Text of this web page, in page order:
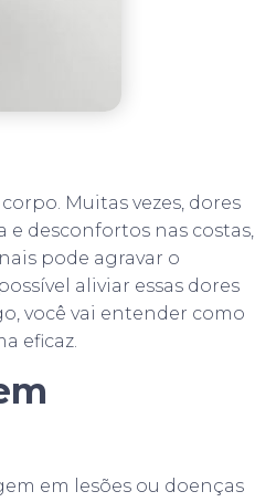
Muitas vezes, dores
e desconfortos nas costas,
pode agravar o
aliviar essas dores
você vai entender como
eficaz.
em lesões ou doenças